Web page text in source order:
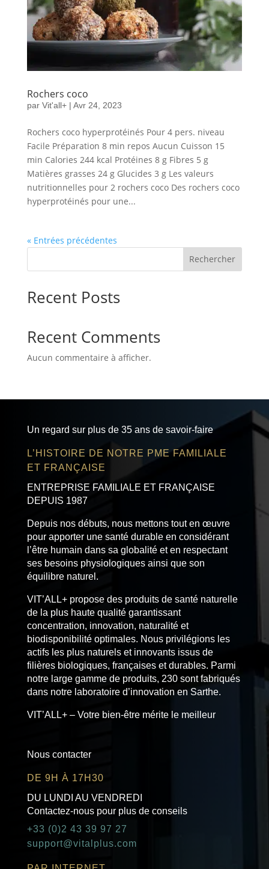
Rochers coco
par Vit'all+| Avr 24, 2023
Rochers coco hyperprotéinés Pour 4 pers. niveau
Facile Préparation 8 min repos Aucun Cuisson 15
min Calories 244 kcal Protéines 8 g Fibres 5 g
Matières grasses 24 g Glucides 3 g Les valeurs
nutritionnelles pour 2 rochers coco Des rochers coco
hyperprotéinés pour une...
« Entrées précédentes
Rechercher
Recent Posts
Recent Comments
Aucun commentaire à afficher.
Un regard sur plus de 35 ans de savoir-faire
L’HISTOIRE DE NOTRE PME FAMILIALE
ET FRANÇAISE
ENTREPRISE FAMILIALE ET FRANÇAISE
DEPUIS 1987
Depuis nos débuts, nous mettons tout en œuvre
pour apporter une santé durable en considérant
l’être humain dans sa globalité et en respectant
ses besoins physiologiques ainsi que son
équilibre naturel.
VIT’ALL+ propose des produits de santé naturelle
de la plus haute qualité garantissant
concentration, innovation, naturalité et
biodisponibilité optimales. Nous privilégions les
actifs les plus naturels et innovants issus de
filières biologiques, françaises et durables. Parmi
notre large gamme de produits, 230 sont fabriqués
dans notre laboratoire d’innovation en Sarthe.
VIT’ALL+ – Votre bien-être mérite le meilleur
Nous contacter
DE 9H À 17H30
DU LUNDI AU VENDREDI
Contactez-nous pour plus de conseils
+33 (0)2 43 39 97 27
support@vitalplus.com